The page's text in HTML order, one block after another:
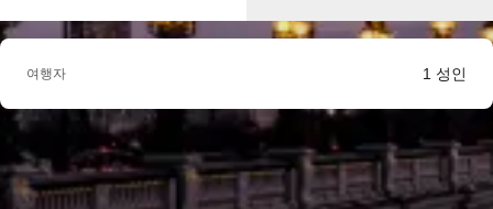
여행자 1 성인